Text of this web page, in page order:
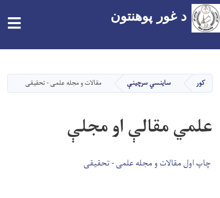
دانګل
د غور پوهنتون
کور ساینسي سرچینې مقالات و مجله علمی - تحقیقی
علمي مقالې او مجلې
چاپ اول مقالات و مجله علمی - تحقیقی